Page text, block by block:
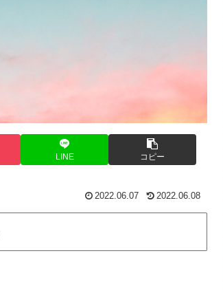
LINE コピー
2022.06.07 2022.06.08